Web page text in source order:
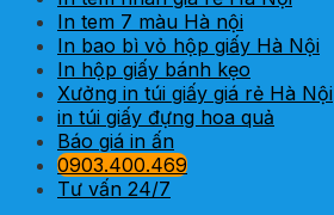
In tem 7 màu Hà nội
In bao bì vỏ hộp giấy Hà Nội
In hộp giấy bánh kẹo
Xưởng in túi giấy giá rẻ Hà Nội
in túi giấy đựng hoa quả
Báo giá in ấn
0903.400.469
Tư vấn 24/7